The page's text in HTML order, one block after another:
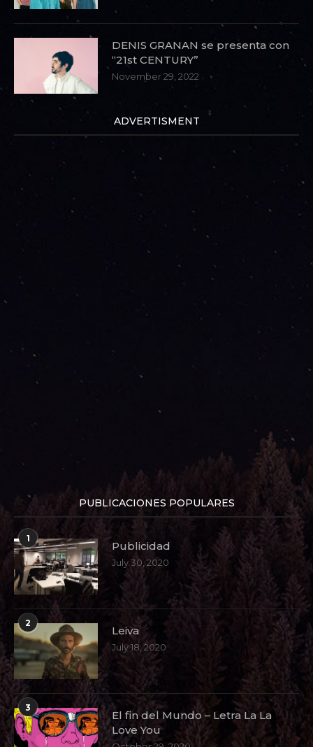
DENIS GRANAN se presenta con
“21st CENTURY”
November 29, 2022
ADVERTISMENT
PUBLICACIONES POPULARES
1
Publicidad
July 30, 2020
2
Leiva
July 18, 2020
3
El fin del Mundo – Letra La La
Love You